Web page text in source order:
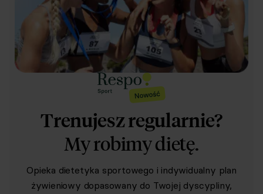
Trenujesz regularnie?
My robimy dietę.
Opieka dietetyka sportowego i indywidualny plan
żywieniowy dopasowany do Twojej dyscypliny,